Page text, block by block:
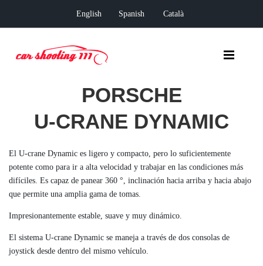
English Spanish Català
PORSCHE
U-CRANE DYNAMIC
El U-crane Dynamic es ligero y compacto, pero lo suficientemente
potente como para ir a alta velocidad y trabajar en las condiciones más
difíciles. Es capaz de panear 360 °, inclinación hacia arriba y hacia abajo
que permite una amplia gama de tomas.
Impresionantemente estable, suave y muy dinámico.
El sistema U-crane Dynamic se maneja a través de dos consolas de
joystick desde dentro del mismo vehículo.